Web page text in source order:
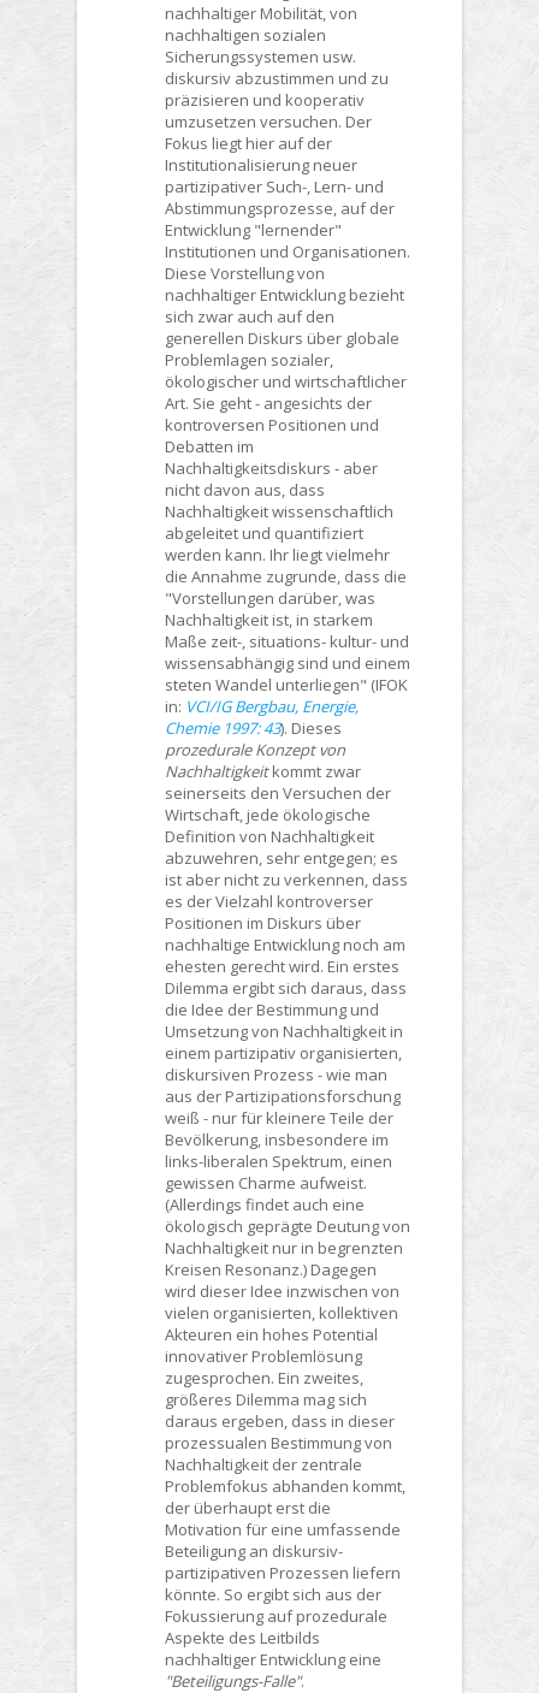
nachhaltiger Mobilität, von
nachhaltigen sozialen
Sicherungssystemen usw.
diskursiv abzustimmen und zu
präzisieren und kooperativ
umzusetzen versuchen. Der
Fokus liegt hier auf der
Institutionalisierung neuer
partizipativer Such-, Lern- und
Abstimmungsprozesse, auf der
Entwicklung "lernender"
Institutionen und Organisationen.
Diese Vorstellung von
nachhaltiger Entwicklung bezieht
sich zwar auch auf den
generellen Diskurs über globale
Problemlagen sozialer,
ökologischer und wirtschaftlicher
Art. Sie geht - angesichts der
kontroversen Positionen und
Debatten im
Nachhaltigkeitsdiskurs - aber
nicht davon aus, dass
Nachhaltigkeit wissenschaftlich
abgeleitet und quantifiziert
werden kann. Ihr liegt vielmehr
die Annahme zugrunde, dass die
"Vorstellungen darüber, was
Nachhaltigkeit ist, in starkem
Maße zeit-, situations- kultur- und
wissensabhängig sind und einem
steten Wandel unterliegen" (IFOK
in: VCI/IG Bergbau, Energie,
Chemie 1997: 43). Dieses
prozedurale Konzept von
Nachhaltigkeitkommt zwar
seinerseits den Versuchen der
Wirtschaft, jede ökologische
Definition von Nachhaltigkeit
abzuwehren, sehr entgegen; es
ist aber nicht zu verkennen, dass
es der Vielzahl kontroverser
Positionen im Diskurs über
nachhaltige Entwicklung noch am
ehesten gerecht wird. Ein erstes
Dilemma ergibt sich daraus, dass
die Idee der Bestimmung und
Umsetzung von Nachhaltigkeit in
einem partizipativ organisierten,
diskursiven Prozess - wie man
aus der Partizipationsforschung
weiß - nur für kleinere Teile der
Bevölkerung, insbesondere im
links-liberalen Spektrum, einen
gewissen Charme aufweist.
(Allerdings findet auch eine
ökologisch geprägte Deutung von
Nachhaltigkeit nur in begrenzten
Kreisen Resonanz.) Dagegen
wird dieser Idee inzwischen von
vielen organisierten, kollektiven
Akteuren ein hohes Potential
innovativer Problemlösung
zugesprochen. Ein zweites,
größeres Dilemma mag sich
daraus ergeben, dass in dieser
prozessualen Bestimmung von
Nachhaltigkeit der zentrale
Problemfokus abhanden kommt,
der überhaupt erst die
Motivation für eine umfassende
Beteiligung an diskursiv-
partizipativen Prozessen liefern
könnte. So ergibt sich aus der
Fokussierung auf prozedurale
Aspekte des Leitbilds
nachhaltiger Entwicklung eine
"Beteiligungs-Falle".